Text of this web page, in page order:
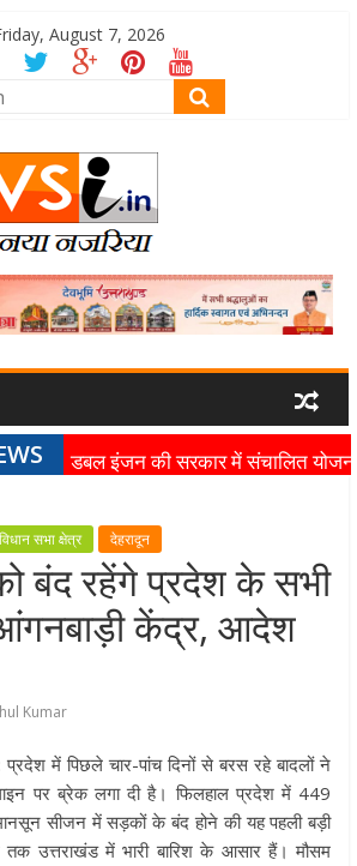
August 7, 2026
डबल इंजन की सरकार में संचालित
रहा है: मुख्यमंत्री
मुख्यमंत्री पुष्कर सिंह धामी ने हरकी पैड़ी
लेकर कांवड़ यात्रा मार्ग पर हेलीकॉप्टर से
शिवभक्तों पर पुष्पवर्षा कर उनका स्वागत
किया गया
अद्भुत संगम देखने को मिला
मुख्यमंत्री ने स्वास्थ्य सेवा शिविर का किया
शुभारंभ, श्रद्धालुओं को अपने हाथों से
भोजन
सभा क्षेत्र देहरादून
बंद रहेंगे प्रदेश के सभी
केंद्र, आदेश
Kumar
प्रदेश में पिछले चार-पांच दिनों से बरस रहे बादलों ने
पर ब्रेक लगा दी है। फिलहाल प्रदेश में 449
सीजन में सड़कों के बंद होने की यह पहली बड़ी
उत्तराखंड में भारी बारिश के आसार हैं। मौसम